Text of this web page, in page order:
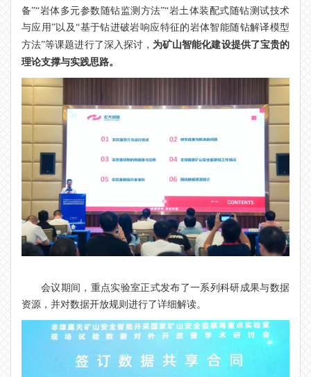
备”“岩体多元参数随钻监测方法”“岩土体装配式随钻测试技术
与应用”以及“基于钻进破岩响应特征的岩体智能随钻解译模型
方法”等课题进行了深入探讨， 为矿山智能化建设提供了宝贵的
理论支撑与实践思路。
会议期间，重点实验室正式发布了一系列科研成果与数据
资源，并对数据开放规则进行了详细解读。